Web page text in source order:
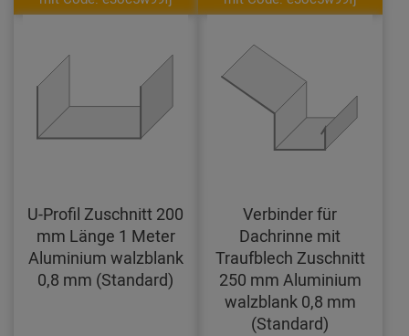
U-Profil Zuschnitt 200
mm Länge 1 Meter
Aluminium walzblank
0,8 mm (Standard)
Verbinder für
Dachrinne mit
Traufblech Zuschnitt
250 mm Aluminium
walzblank 0,8 mm
(Standard)